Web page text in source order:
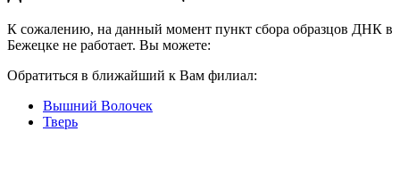
К сожалению, на данный момент пункт сбора образцов ДНК в
Бежецке не работает. Вы можете:
Обратиться в ближайший к Вам филиал:
Вышний Волочек
Тверь